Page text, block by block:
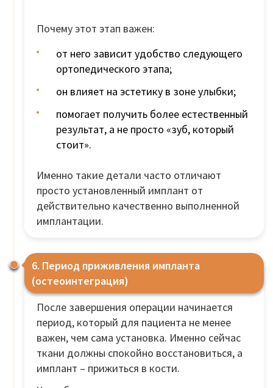
Почему этот этап важен:
от него зависит удобство следующего
ортопедического этапа;
он влияет на эстетику в зоне улыбки;
помогает получить более естественный
результат, а не просто «зуб, который
стоит».
Именно такие детали часто отличают
просто установленный имплант от
действительно качественно выполненной
имплантации.
6. Период приживления импланта
(остеоинтеграция)
После завершения операции начинается
период, который для пациента не менее
важен, чем сама установка. Именно сейчас
ткани должны спокойно восстановиться, а
имплант – прижиться в кости.